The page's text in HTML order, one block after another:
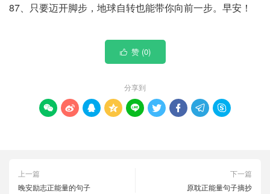
87、只要迈开脚步，地球自转也能带你向前一步。早安！
 赞 (0)
分享到
        
上一篇
晚安励志正能量的句子
下一篇
原耽正能量句子摘抄